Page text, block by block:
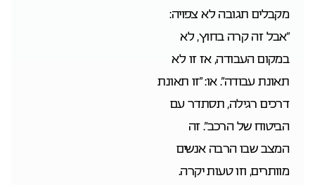
מקבלים תגובה לא צפויה:
“אבל זה קרה בחוץ, לא
במקום העבודה, אז זו לא
תאונת עבודה”. או: “זו תאונת
דרכים רגילה, תסתדר עם
הביטוח של הרכב”. זה
המצב שבו הרבה אנשים
מוותרים, וזו טעות יקרה.